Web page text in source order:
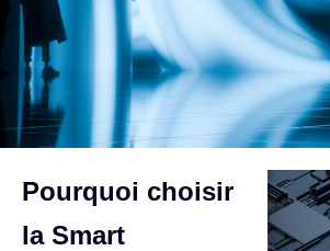
Pourquoi choisir
la Smart